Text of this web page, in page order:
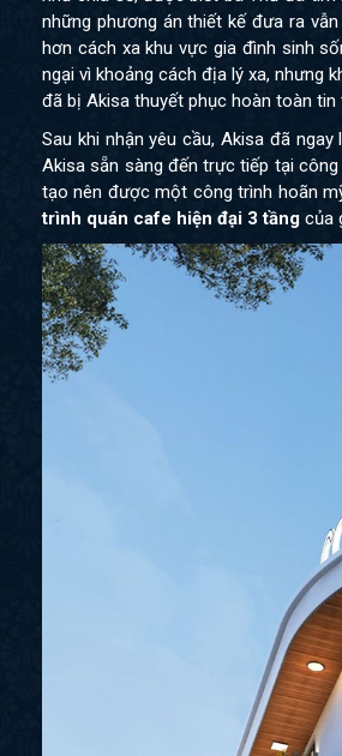
những phương án thiết kế đưa ra
hơn cách xa khu vực gia đình sinh
ngại vì khoảng cách địa lý xa, nhưng
đã bị Akisa thuyết phục hoàn toàn tin
Sau khi nhận yêu cầu, Akisa đã
Akisa sẵn sàng đến trực tiếp tại
tạo nên được một công trình hoãn
trình quán cafe hiện đại 3 tầng của